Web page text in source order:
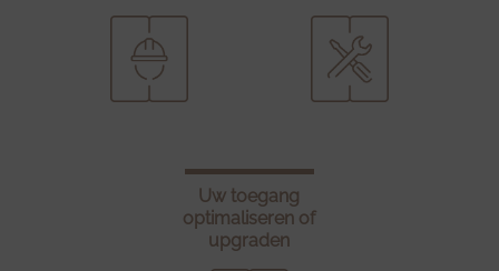
Uw toegang
optimaliseren of
upgraden